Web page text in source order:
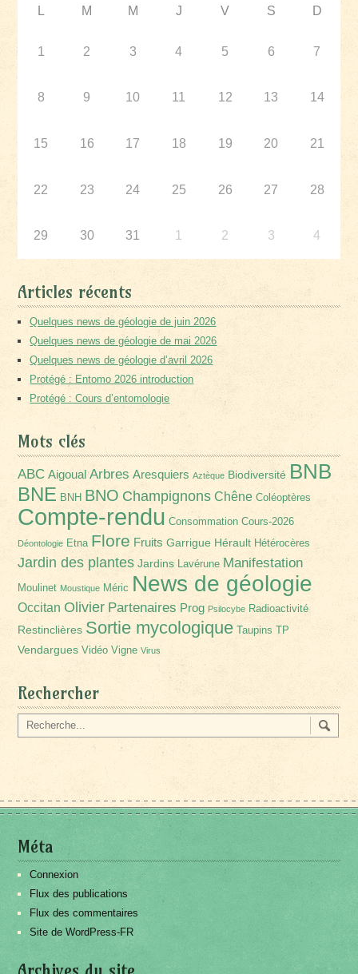
L M M J V S D
1 2 3 4 5 6 7
8 9 10 11 12 13 14
15 16 17 18 19 20 21
22 23 24 25 26 27 28
29 30 31 1 2 3 4
Articles récents
Quelques news de géologie de juin 2026
Quelques news de géologie de mai 2026
Quelques news de géologie d’avril 2026
Protégé : Entomo 2026 introduction
Protégé : Cours d’entomologie
Mots clés
ABC Aigoual Arbres Aresquiers Aztèque Biodiversité BNB
BNE BNH BNO Champignons Chêne Coléoptères
Compte-rendu Consommation Cours-2026
Déontologie Etna Flore Fruits Garrigue Hérault Hétérocères
Jardin des plantes Jardins Lavérune Manifestation
Moulinet Moustique Méric News de géologie
Occitan Olivier Partenaires Prog Psilocybe Radioactivité
Restinclières Sortie mycologique Taupins TP
Vendargues Vidéo Vigne Virus
Rechercher
Méta
Connexion
Flux des publications
Flux des commentaires
Site de WordPress-FR